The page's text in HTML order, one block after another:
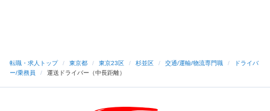
転職・求人トップ / 東京都 / 東京23区 / 杉並区 / 交通/運輸/物流専門職 /
ドライバ
ー/乗務員
/ 運送ドライバー（中長距離）